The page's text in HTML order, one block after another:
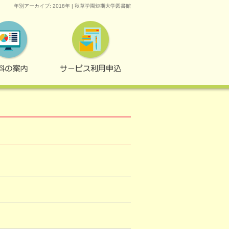
年別アーカイブ: 2018年 | 秋草学園短期大学図書館